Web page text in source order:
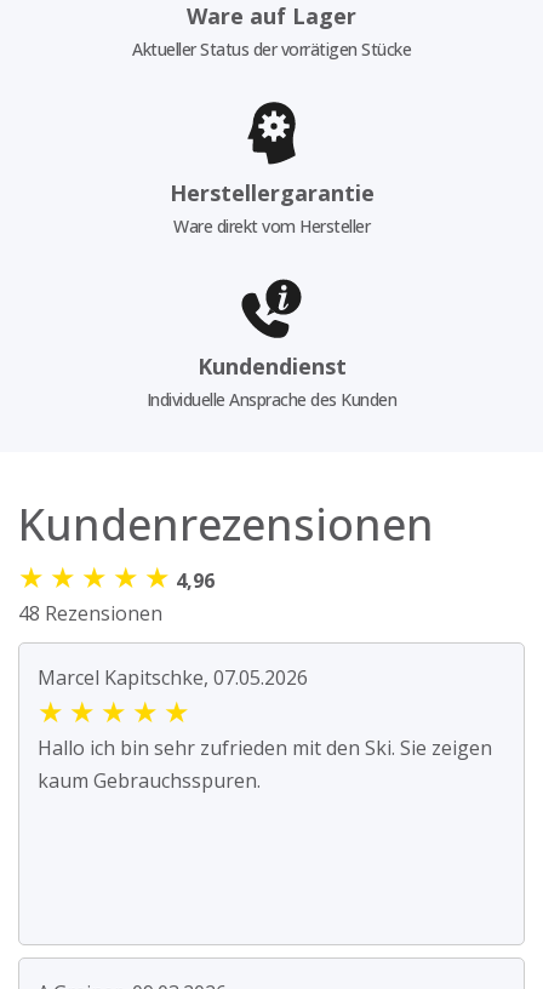
Ware auf Lager
Aktueller Status der vorrätigen Stücke
Herstellergarantie
Ware direkt vom Hersteller
Kundendienst
Individuelle Ansprache des Kunden
Kundenrezensionen
★ ★ ★ ★ ★ 4,96
48 Rezensionen
Marcel Kapitschke, 07.05.2026
★ ★ ★ ★ ★
Hallo ich bin sehr zufrieden mit den Ski. Sie zeigen
kaum Gebrauchsspuren.